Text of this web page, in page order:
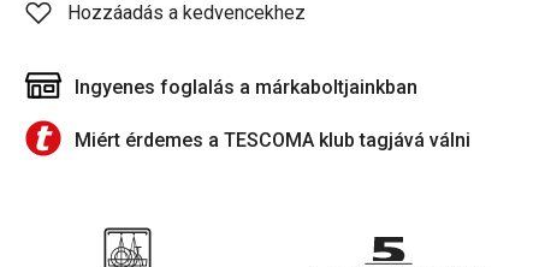
Hozzáadás a kedvencekhez
Ingyenes foglalás a márkaboltjainkban
Miért érdemes a TESCOMA klub tagjává válni